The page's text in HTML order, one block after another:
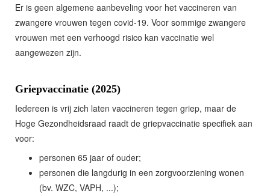
Er is geen algemene aanbeveling voor het vaccineren van
zwangere vrouwen tegen covid-19. Voor sommige zwangere
vrouwen met een verhoogd risico kan vaccinatie wel
aangewezen zijn.
Griepvaccinatie (2025)
Iedereen is vrij zich laten vaccineren tegen griep, maar de
Hoge Gezondheidsraad raadt de griepvaccinatie specifiek aan
voor:
personen 65 jaar of ouder;
personen die langdurig in een zorgvoorziening wonen
(bv. WZC, VAPH, ...);